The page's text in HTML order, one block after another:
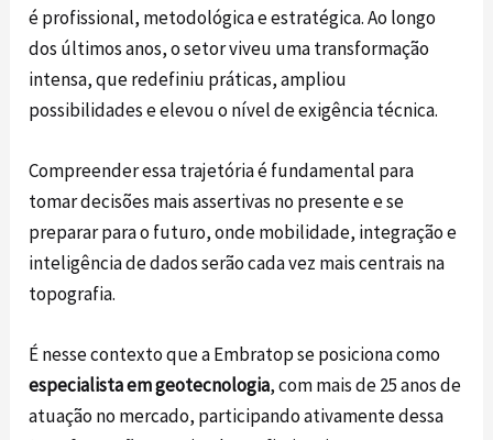
é profissional, metodológica e estratégica. Ao longo
dos últimos anos, o setor viveu uma transformação
intensa, que redefiniu práticas, ampliou
possibilidades e elevou o nível de exigência técnica.
Compreender essa trajetória é fundamental para
tomar decisões mais assertivas no presente e se
preparar para o futuro, onde mobilidade, integração e
inteligência de dados serão cada vez mais centrais na
topografia.
É nesse contexto que aEmbratopse posiciona como
especialista em geotecnologia, com mais de 25 anos de
atuação no mercado, participando ativamente dessa